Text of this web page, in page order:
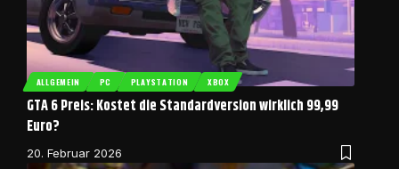
ALLGEMEIN PC PLAYSTATION XBOX
GTA 6 Preis: Kostet die Standardversion wirklich 99,99
Euro?
20. Februar 2026